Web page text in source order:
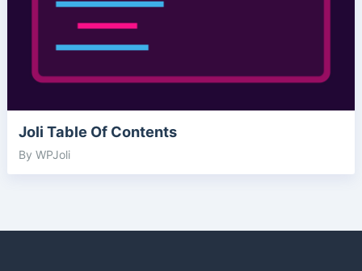
Joli Table Of Contents
By WPJoli